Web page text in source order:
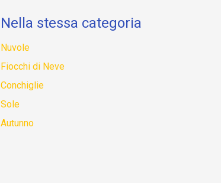
Nella stessa categoria
Nuvole
Fiocchi di Neve
Conchiglie
Sole
Autunno